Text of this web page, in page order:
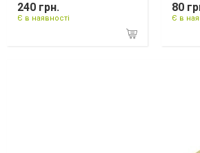
240 грн.
Є в наявності
80
Є в